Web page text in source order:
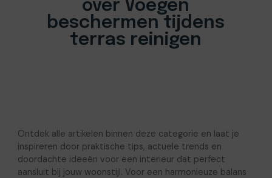
over Voegen
beschermen tijdens
terras reinigen
Ontdek alle artikelen binnen deze categorie en laat je
inspireren door praktische tips, actuele trends en
doordachte ideeën voor een interieur dat perfect
aansluit bij jouw woonstijl. Voor een harmonieuze balans